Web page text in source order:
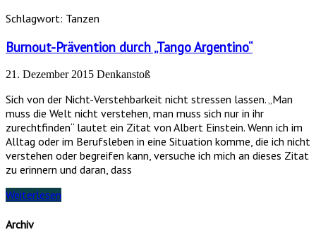
Schlagwort: Tanzen
Burnout-Prävention durch „Tango Argentino“
21. Dezember 2015 Denkanstoß
Sich von der Nicht-Verstehbarkeit nicht stressen lassen. „Man
muss die Welt nicht verstehen, man muss sich nur in ihr
zurechtfinden“ lautet ein Zitat von Albert Einstein. Wenn ich im
Alltag oder im Berufsleben in eine Situation komme, die ich nicht
verstehen oder begreifen kann, versuche ich mich an dieses Zitat
zu erinnern und daran, dass
Weiterlesen
Archiv